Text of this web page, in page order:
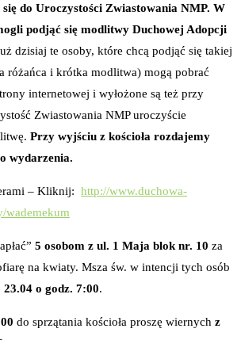
do Uroczystości Zwiastowania NMP. W
podjąć się modlitwy Duchowej Adopcji
dzisiaj te osoby, które chcą podjąć się takiej
różańca i krótka modlitwa) mogą pobrać
internetowej i wyłożone są też przy
Zwiastowania NMP uroczyście
Przy wyjściu z kościoła rozdajemy
wydarzenia.
– Kliknij: http://www.duchowa-
wademekum
5 osobom z ul. 1 Maja blok nr. 10 za
na kwiaty. Msza św. w intencji tych osób
23.04 o godz. 7:00.
do sprzątania kościoła proszę wiernych z